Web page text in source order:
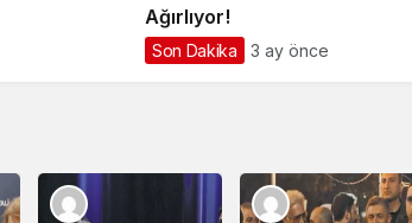
Ağırlıyor!
Son Dakika 3 ay önce